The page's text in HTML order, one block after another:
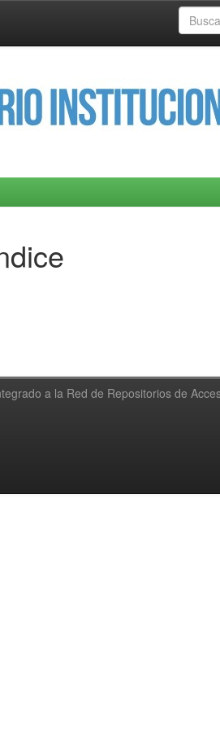
a la Red de Repositorios de